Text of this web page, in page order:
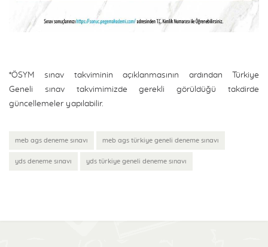
*ÖSYM sınav takviminin açıklanmasının ardından Türkiye
Geneli sınav takvimimizde gerekli görüldüğü takdirde
güncellemeler yapılabilir.
meb ags deneme sınavı meb ags türkiye geneli deneme sınavı
yds deneme sınavı yds türkiye geneli deneme sınavı